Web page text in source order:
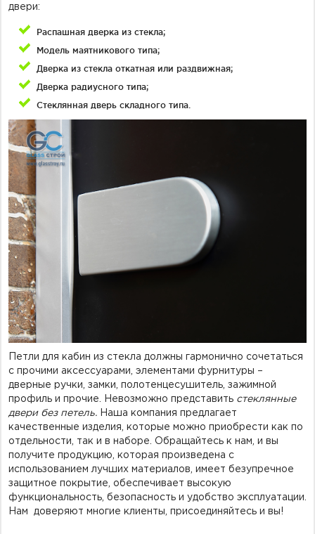
двери:
Распашная дверка из стекла;
Модель маятникового типа;
Дверка из стекла откатная или раздвижная;
Дверка радиусного типа;
Стеклянная дверь складного типа.
Петли для кабин из стекла должны гармонично сочетаться
с прочими аксессуарами, элементами фурнитуры –
дверные ручки, замки, полотенцесушитель, зажимной
профиль и прочие. Невозможно представить стеклянные
двери без петель. Наша компания предлагает
качественные изделия, которые можно приобрести как по
отдельности, так и в наборе. Обращайтесь к нам, и вы
получите продукцию, которая произведена с
использованием лучших материалов, имеет безупречное
защитное покрытие, обеспечивает высокую
функциональность, безопасность и удобство эксплуатации.
Нам доверяют многие клиенты, присоединяйтесь и вы!